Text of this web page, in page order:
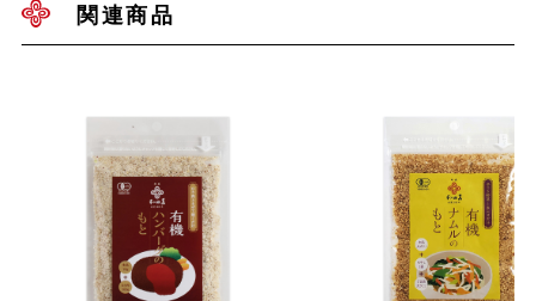
関連商品